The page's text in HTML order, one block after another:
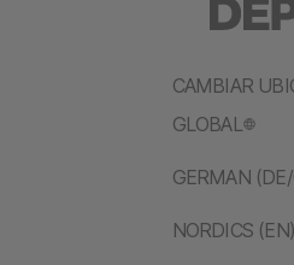
CAMBIAR
GLOBAL
GERMAN
NORDICS (EN)